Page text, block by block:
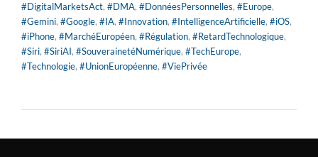
#DigitalMarketsAct, #DMA, #DonnéesPersonnelles, #Europe,
#Gemini, #Google, #IA, #Innovation, #IntelligenceArtificielle, #iOS,
#iPhone, #MarchéEuropéen, #Régulation, #RetardTechnologique,
#Siri, #SiriAI, #SouverainetéNumérique, #TechEurope,
#Technologie, #UnionEuropéenne, #ViePrivée